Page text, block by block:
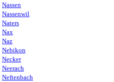
Nassen
Nassenwil
Naters
Nax
Naz
Nebikon
Necker
Neerach
Neftenbach